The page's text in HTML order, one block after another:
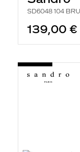
SD6048 104
139,00 €